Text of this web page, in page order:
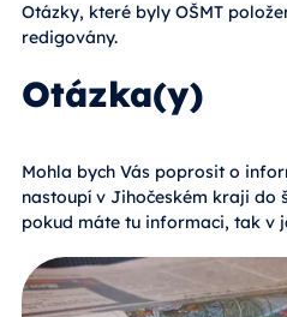
Otázky, které byly OŠMT
redigovány.
Otázka(y)
Mohla bych Vás poprosit o
nastoupí v Jihočeském kraji do
pokud máte tu informaci, tak v